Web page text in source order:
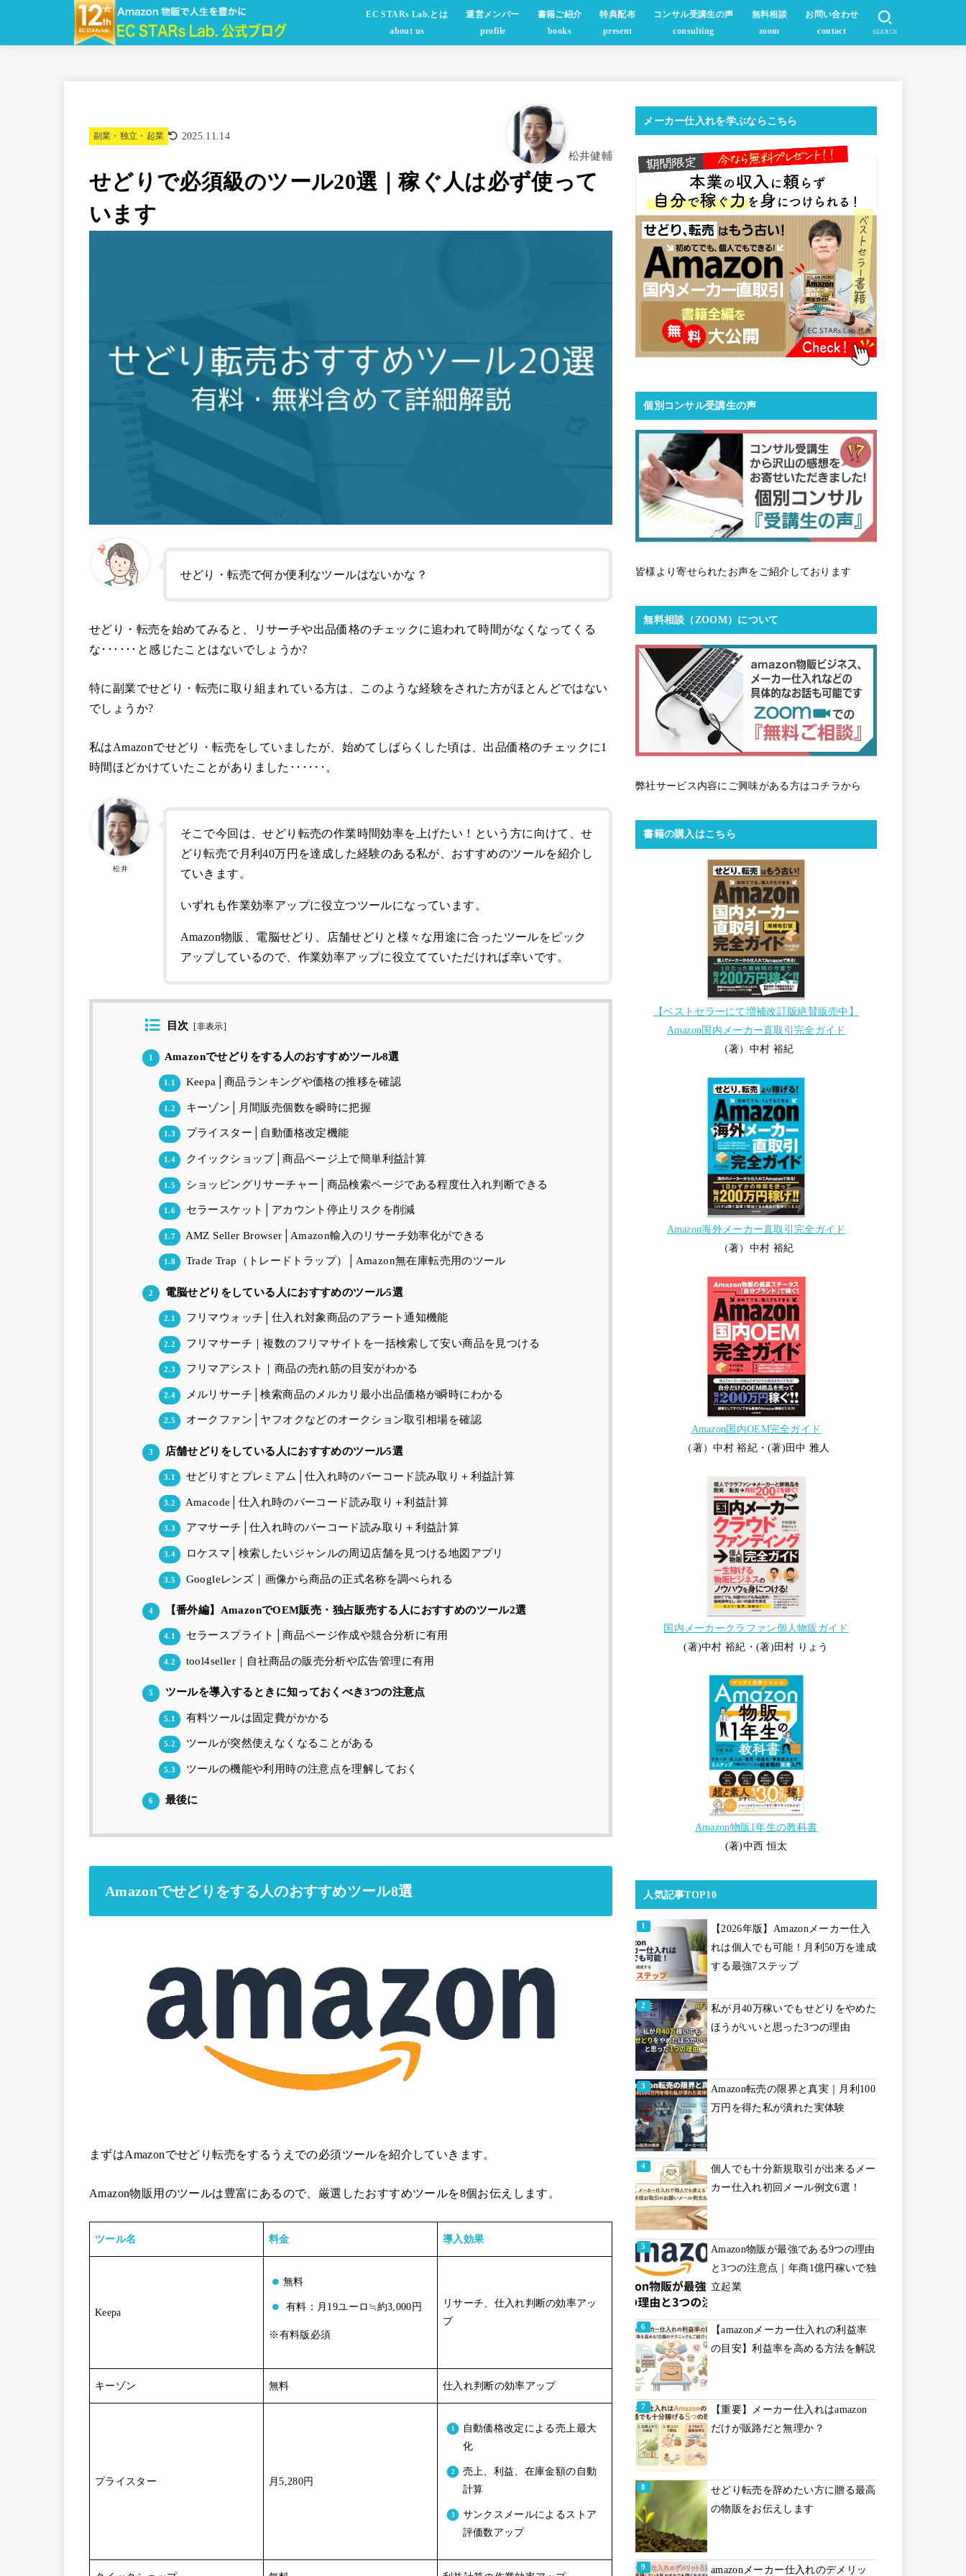
EC STARs Lab.とは
about us
運営メンバー
profile
書籍ご紹介
books
特典配布
present
コンサル受講生の声
consulting
無料相談
zoom
お問い合わせ
contact
SEARCH
副業・独立・起業 2025.11.14
松井健輔
せどりで必須級のツール20選｜稼ぐ人は必ず使って
います
せどり・転売で何か便利なツールはないかな？
せどり・転売を始めてみると、リサーチや出品価格のチェックに追われて時間がなくなってくる
な･･････と感じたことはないでしょうか?
特に副業でせどり・転売に取り組まれている方は、このような経験をされた方がほとんどではない
でしょうか?
私はAmazonでせどり・転売をしていましたが、始めてしばらくした頃は、出品価格のチェックに1
時間ほどかけていたことがありました･･････。
松井
そこで今回は、せどり転売の作業時間効率を上げたい！という方に向けて、せ
どり転売で月利40万円を達成した経験のある私が、おすすめのツールを紹介し
ていきます。
いずれも作業効率アップに役立つツールになっています。
Amazon物販、電脳せどり、店舗せどりと様々な用途に合ったツールをピック
アップしているので、作業効率アップに役立てていただければ幸いです。
目次 [非表示]
1 Amazonでせどりをする人のおすすめツール8選
1.1 Keepa│商品ランキングや価格の推移を確認
1.2 キーゾン│月間販売個数を瞬時に把握
1.3 プライスター│自動価格改定機能
1.4 クイックショップ│商品ページ上で簡単利益計算
1.5 ショッピングリサーチャー│商品検索ページである程度仕入れ判断できる
1.6 セラースケット│アカウント停止リスクを削減
1.7 AMZ Seller Browser│Amazon輸入のリサーチ効率化ができる
1.8 Trade Trap（トレードトラップ）│Amazon無在庫転売用のツール
2 電脳せどりをしている人におすすめのツール5選
2.1 フリマウォッチ│仕入れ対象商品のアラート通知機能
2.2 フリマサーチ｜複数のフリマサイトを一括検索して安い商品を見つける
2.3 フリマアシスト｜商品の売れ筋の目安がわかる
2.4 メルリサーチ│検索商品のメルカリ最小出品価格が瞬時にわかる
2.5 オークファン│ヤフオクなどのオークション取引相場を確認
3 店舗せどりをしている人におすすめのツール5選
3.1 せどりすとプレミアム│仕入れ時のバーコード読み取り＋利益計算
3.2 Amacode│仕入れ時のバーコード読み取り＋利益計算
3.3 アマサーチ│仕入れ時のバーコード読み取り＋利益計算
3.4 ロケスマ│検索したいジャンルの周辺店舗を見つける地図アプリ
3.5 Googleレンズ｜画像から商品の正式名称を調べられる
4 【番外編】AmazonでOEM販売・独占販売する人におすすめのツール2選
4.1 セラースプライト│商品ページ作成や競合分析に有用
4.2 tool4seller｜自社商品の販売分析や広告管理に有用
5 ツールを導入するときに知っておくべき3つの注意点
5.1 有料ツールは固定費がかかる
5.2 ツールが突然使えなくなることがある
5.3 ツールの機能や利用時の注意点を理解しておく
6 最後に
Amazonでせどりをする人のおすすめツール8選
まずはAmazonでせどり転売をするうえでの必須ツールを紹介していきます。
Amazon物販用のツールは豊富にあるので、厳選したおすすめツールを8個お伝えします。
ツール名 料金 導入効果
Keepa
無料
有料：月19ユーロ≒約3,000円
※有料版必須
リサーチ、仕入れ判断の効率アッ
プ
キーゾン 無料 仕入れ判断の効率アップ
プライスター 月5,280円
自動価格改定による売上最大
化
売上、利益、在庫金額の自動
計算
サンクスメールによるストア
評価数アップ
メーカー仕入れを学ぶならこちら
個別コンサル受講生の声
皆様より寄せられたお声をご紹介しております
無料相談（ZOOM）について
弊社サービス内容にご興味がある方はコチラから
書籍の購入はこちら
【ベストセラーにて増補改訂版絶賛販売中】
Amazon国内メーカー直取引完全ガイド
（著）中村 裕紀
Amazon海外メーカー直取引完全ガイド
（著）中村 裕紀
Amazon国内OEM完全ガイド
（著）中村 裕紀・(著)田中 雅人
国内メーカークラファン個人物販ガイド
(著)中村 裕紀・(著)田村 りょう
Amazon物販1年生の教科書
(著)中西 恒太
人気記事TOP10
【2026年版】Amazonメーカー仕入
れは個人でも可能！月利50万を達成
する最強7ステップ
私が月40万稼いでもせどりをやめた
ほうがいいと思った3つの理由
Amazon転売の限界と真実｜月利100
万円を得た私が潰れた実体験
個人でも十分新規取引が出来るメー
カー仕入れ初回メール例文6選！
Amazon物販が最強である9つの理由
と3つの注意点｜年商1億円稼いで独
立起業
【amazonメーカー仕入れの利益率
の目安】利益率を高める方法を解説
【重要】メーカー仕入れはamazon
だけが販路だと無理か？
せどり転売を辞めたい方に贈る最高
の物販をお伝えします
amazonメーカー仕入れのデメリッ